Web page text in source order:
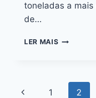
toneladas a
de…
LER MAIS
1 2